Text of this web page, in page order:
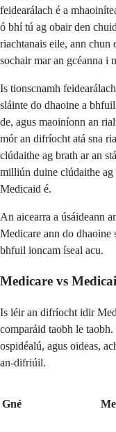
feidearálach é a
ó bhí tú ag obair den
riachtanais eile, ann
sochair mar an gcéanna i
Is tionscnamh
sláinte do dhaoine a
de, agus maoiníonn an
mór an difríocht atá sna
clúdaithe ag brath ar an
milliún duine clúdaithe ag
Medicaid é.
An aicearra a úsáideann
Medicare ann do dhaoine
bhfuil ioncam íseal acu.
Medicare vs
Is léir an difríocht idir
comparáid taobh le
ospidéalú, agus oideas,
an-difriúil.
Gné